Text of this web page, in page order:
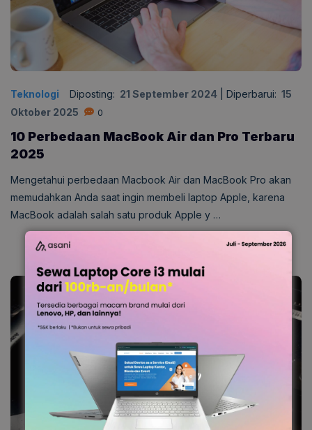
Teknologi Diposting: 21 September 2024 Diperbarui: 15
Oktober 2025
0
10 Perbedaan MacBook Air dan Pro Terbaru
2025
Mengetahui perbedaan Macbook Air dan MacBook Pro akan
memudahkan Anda saat ingin membeli laptop Apple, karena
MacBook adalah salah satu produk Apple y …